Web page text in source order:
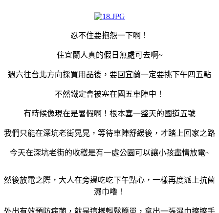
忍不住要抱怨一下啊！
住宜蘭人真的假日無處可去啊~
週六往台北方向採買用品後，要回宜蘭一定要挑下午四五點
不然鐵定會被塞在國五車陣中！
有時候像現在是暑假啊！根本塞一整天的國道五號
我們只能在深坑老街晃晃，等待車陣舒緩後，才踏上回家之路
今天在深坑老街的收穫是有一處公園可以讓小孩盡情放電~
然後放電之際，大人在旁邊吃吃下午點心，一樣再度派上抗菌
濕巾嚕！
外出有效預防病菌，就是這樣輕鬆簡單，拿出一張濕巾擦擦手